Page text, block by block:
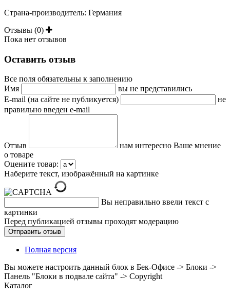
Страна-производитель: Германия
Отзывы (0)
Пока нет отзывов
Оставить отзыв
Все поля обязательны к заполнению
Имя
вы не представились
E-mail (на сайте не публикуется)
не
правильно введен e-mail
Отзыв
нам интересно Ваше мнение
о товаре
Оцените товар:
Наберите текст, изображённый на картинке
Вы неправильно ввели текст с
картинки
Перед публикацией отзывы проходят модерацию
Полная версия
Вы можете настроить данный блок в Бек-Офисе -> Блоки ->
Панель "Блоки в подвале сайта" -> Copyright
Каталог